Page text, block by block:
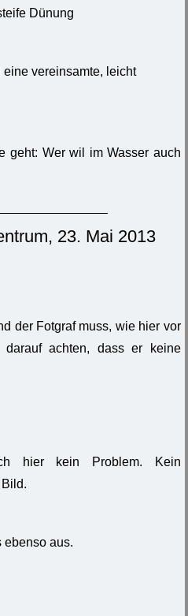
Dünung
vereinsamte, leicht
geht: Wer wil im Wasser auch
23. Mai 2013
der Fotgraf muss, wie hier vor
darauf achten, dass er keine
hier kein Problem. Kein
ebenso aus.